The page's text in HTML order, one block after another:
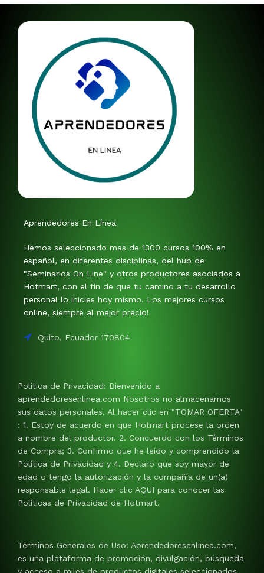
Aprendedores En Línea
Hemos seleccionado mas de 1300 cursos 100% en
español, en diferentes disciplinas, del hub de
"Seminarios On Line" y otros productores asociados a
Hotmart, con el fin de que tu camino a tu desarrollo
personal lo inicies hoy mismo. Los mejores cursos
online, siempre al mejor precio!
Quito, Ecuador 170804
Política de Privacidad: Bienvenido a
aprendedoresenlinea.com Nosotros no almacenamos
sus datos personales. Al hacer clic en "TOMAR OFERTA"
: 1. Estoy de acuerdo en que Hotmart procese la orden
a nombre del productor. 2. Concuerdo con los Términos
de Compra; 3. Confirmo que he leído y comprendido la
Política de Privacidad y 4. Declaro que soy mayor de
edad o tengo la autorización y la compañía de un(a)
responsable legal. Hacer clic AQUI para conocer las
Políticas de Privacidad de Hotmart.
Términos Generales de Uso: Aprendedoresenlinea.com,
es una plataforma de promoción, divulgación, búsqueda